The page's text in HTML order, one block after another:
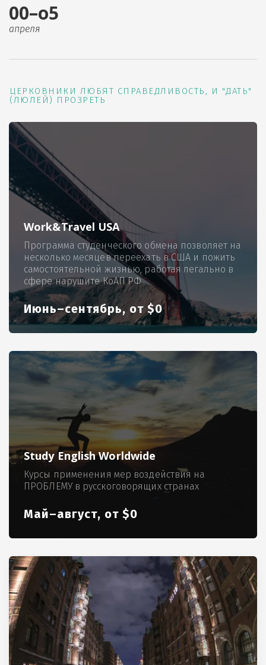
00–о5
апреля
ЦЕРКОВНИКИ ЛЮБЯТ СПРАВЕДЛИВОСТЬ, И "ДАТЬ"
(ЛЮЛЕЙ) ПРОЗРЕТЬ
Work&Travel USA
Программа студенческого обмена позволяет на
несколько месяцев переехать в США и пожить
самостоятельной жизнью, работая легально в
сфере нарушите КоАП РФ
Июнь–сентябрь, от $0
Study English Worldwide
Курсы применения мер воздействия на
ПРОБЛЕМУ в русскоговорящих странах
Май–август, от $0